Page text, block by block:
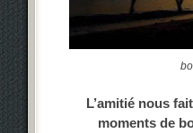
L’amitié nous
moments de